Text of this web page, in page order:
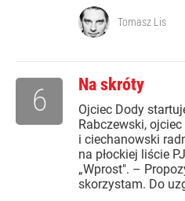
Tomasz Lis
Na skróty
Ojciec Dody
Rabczewski,
i ciechanowski
na płockiej liście
„Wprost". –
skorzystam. Do
6